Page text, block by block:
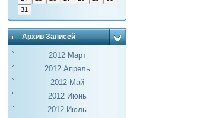
31
Архив Записей
2012 Март
2012 Апрель
2012 Май
2012 Июнь
2012 Июль